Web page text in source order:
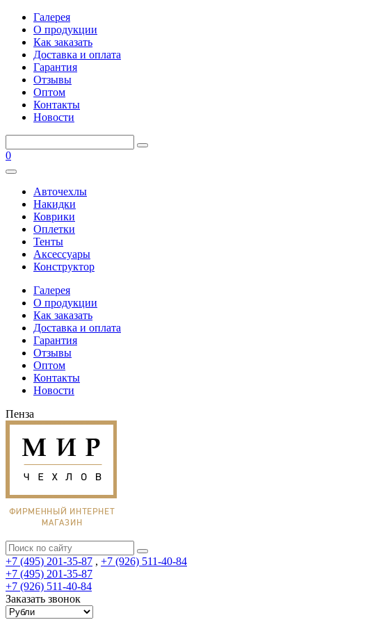
Галерея
О продукции
Как заказать
Доставка и оплата
Гарантия
Отзывы
Оптом
Контакты
Новости
0
Авточехлы
Накидки
Коврики
Оплетки
Тенты
Аксессуары
Конструктор
Галерея
О продукции
Как заказать
Доставка и оплата
Гарантия
Отзывы
Оптом
Контакты
Новости
Пенза
+7 (495) 201-35-87 , +7 (926) 511-40-84
+7 (495) 201-35-87
+7 (926) 511-40-84
Заказать звонок